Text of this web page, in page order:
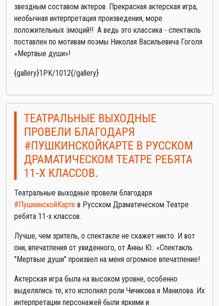
звездным составом актеров. Прекрасная актерская игра,
необычная интерпретация произведения, море
положительных эмоций!! А ведь это классика - спектакль
поставлен по мотивам поэмы Николая Васильевича Гоголя
«Мертвые души»!
{gallery}1PK/1012{/gallery}
ТЕАТРАЛЬНЫЕ ВЫХОДНЫЕ
ПРОВЕЛИ БЛАГОДАРЯ
#ПУШКИНСКОЙКАРТЕ В РУССКОМ
ДРАМАТИЧЕСКОМ ТЕАТРЕ РЕБЯТА
11-Х КЛАССОВ.
Театральные выходные провели благодаря
#ПушкинскойКарте в Русском Драматическом Театре
ребята 11-х классов.
Лучше, чем зритель, о спектакле не скажет никто. И вот
они, впечатления от увиденного, от Анны Ю.: «Спектакль
"Мертвые души" произвел на меня огромное впечатление!
Актерская игра была на высоком уровне, особенно
выделялись те, кто исполнял роли Чичикова и Манилова. Их
интерпретации персонажей были яркими и